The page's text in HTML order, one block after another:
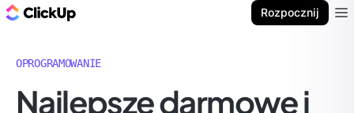
Rozpocznij
OPROGRAMOWANIE
Najlepsze darmowe i